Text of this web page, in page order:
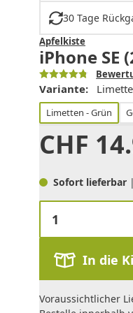
30 Tage
Apfelkiste
iPhone SE
Variante:
Limetten - Grün
CHF
Sofort lieferbar
In die
Voraussichtlicher